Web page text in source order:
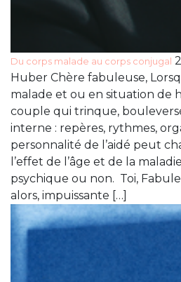
Du corps malade au corps conjugal
Huber Chère fabuleuse,
malade et ou en situation de
couple qui trinque,
interne : repères, rythmes,
personnalité de l’aidé peut
l’effet de l’âge et de la
psychique ou non. Toi,
alors, impuissante […]